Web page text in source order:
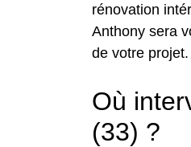
rénovation
Anthony sera
de votre projet.
Où
(33) ?